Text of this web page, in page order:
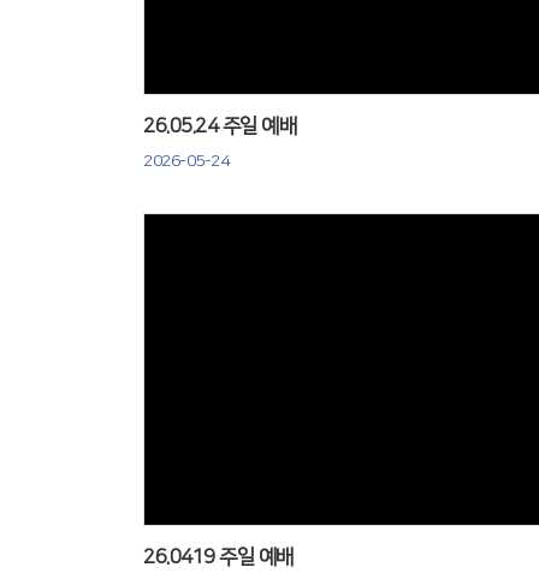
26.05.24 주일 예배
2026-05-24
26.0419 주일 예배